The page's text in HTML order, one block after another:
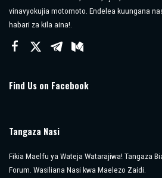
vinavyokujia motomoto. Endelea kuungana
habari za kila aina!.
Find Us on Facebook
Tangaza Nasi
Fikia Maelfu ya Wateja Watarajiwa! Tangaza
Forum. Wasiliana Nasi kwa Maelezo Zaidi.